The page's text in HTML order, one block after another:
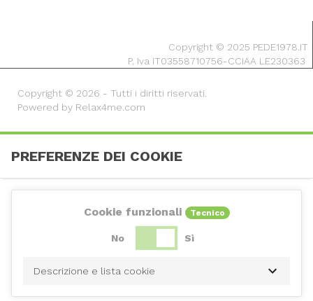
Copyright © 2025 PEDE1978.IT
P. Iva IT03558710756-CCIAA LE230363
Copyright © 2026 - Tutti i diritti riservati.
Powered by Relax4me.com
PREFERENZE DEI COOKIE
Cookie funzionali Tecnico
No Sì
Descrizione e lista cookie